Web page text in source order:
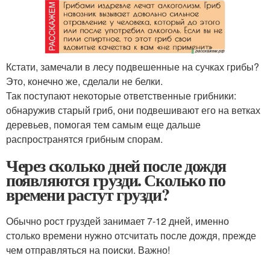
Кстати, замечали в лесу подвешенные на сучках грибы?
Это, конечно же, сделали не белки.
Так поступают некоторые ответственные грибники:
обнаружив старый гриб, они подвешивают его на ветках
деревьев, помогая тем самым еще дальше
распространятся грибным спорам.
Через сколько дней после дождя
появляются грузди. Сколько по
времени растут грузди?
Обычно рост груздей занимает 7-12 дней, именно
столько времени нужно отсчитать после дождя, прежде
чем отправляться на поиски. Важно!